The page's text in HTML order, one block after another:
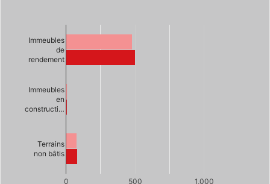
0 500 1,000
Immeubles
de
rendement
Immeubles
en
constructi…
Terrains
non bâtis